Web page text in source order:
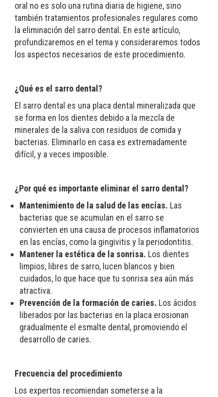
oral no es solo una rutina diaria de higiene, sino
también tratamientos profesionales regulares como
la eliminación del sarro dental. En este artículo,
profundizaremos en el tema y consideraremos todos
los aspectos necesarios de este procedimiento.
¿Qué es el sarro dental?
El sarro dental es una placa dental mineralizada que
se forma en los dientes debido a la mezcla de
minerales de la saliva con residuos de comida y
bacterias. Eliminarlo en casa es extremadamente
difícil, y a veces imposible.
¿Por qué es importante eliminar el sarro dental?
Mantenimiento de la salud de las encías. Las
bacterias que se acumulan en el sarro se
convierten en una causa de procesos inflamatorios
en las encías, como la gingivitis y la periodontitis.
Mantener la estética de la sonrisa. Los dientes
limpios, libres de sarro, lucen blancos y bien
cuidados, lo que hace que tu sonrisa sea aún más
atractiva.
Prevención de la formación de caries. Los ácidos
liberados por las bacterias en la placa erosionan
gradualmente el esmalte dental, promoviendo el
desarrollo de caries.
Frecuencia del procedimiento
Los expertos recomiendan someterse a la